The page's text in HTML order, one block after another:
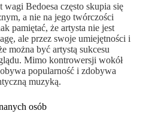
wagi Bedoesa często skupia się
a nie na jego twórczości
pamiętać, że artysta nie jest
ale przez swoje umiejętności i
można być artystą sukcesu
Mimo kontrowersji wokół
popularność i zdobywa
muzyką.
osób